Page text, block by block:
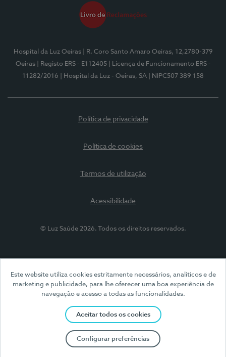
Este website utiliza cookies estritamente necessários, analíticos e de
marketing e publicidade, para lhe oferecer uma boa experiência de
navegação e acesso a todas as funcionalidades.
Aceitar todos os cookies
Configurar preferências
Hospital da Luz Oeiras
| R. Coro Santo Amaro Oeiras, 12,2780-379
Oeiras
| Registo ERS - E112405
| Licença de Funcionamento ERS -
11282/2016
| Hospital da Luz - Oeiras, SA | NIPC507 389 158
Política de privacidade
Política de cookies
Termos de utilização
Acessibilidade
© Luz Saúde 2026. Todos os direitos reservados.